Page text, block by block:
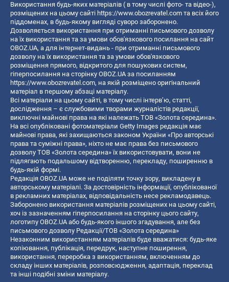
Використання будь-яких матеріалів ( в тому числі фото- та відео-),
розміщених на цьому сайті https://www.obozrevatel.com та всіх його
піддоменах, в будь-якому вигляді суворо заборонено.
Дозволяється використання при отриманні письмового дозволу
на їх використання та за умови обов'язкового посилання на сайт
OBOZ.UA, а для інтернет-видань - при отриманні письмового
дозволу на їх використання та за умови обов'язкового
розміщення прямого, відкритого для пошукових систем,
гіперпосилання на сторінку OBOZ.UA за посиланням
https://www.obozrevatel.com, на якій розміщено оригінальний
матеріал в першому абзаці матеріалу.
Всі матеріали на цьому сайті, в тому числі інтерв’ю, статті,
дослідження – є службовими творами журналістів редакції,
виключні майнові права на які належать ТОВ «Золота середина».
На всі опубліковані фотоматеріали Getty Images редакція має
майнові права, які захищаються законом України «Про авторські
права та суміжні права», ніхто не має права без письмового
дозволу ТОВ «Золота середина» їх використовувати, вони не
підлягають подальшому відтворенню, перекладу, поширенню в
будь-якій формі.
Редакція OBOZ.UA може не поділяти точку зору, викладену в
авторському матеріалі. За достовірність інформації, опублікованої
в рекламних матеріалах, відповідальність несе рекламодавець.
Заборонено використання матеріалів розміщених на цьому сайті,
хоч із зазначенням гіперпосилання на сторінку цього сайту,
логотипу OBOZ.UA або будь-якого іншого згадування, але без
письмового дозволу Редакції/ТОВ «Золота середина»
Незаконним використанням матеріалів буде вважатися: будь-яке
копiювання, публiкацiя, передрук, наступне поширення,
використання, переробка з використанням, включенням до
складу інших матеріалів, розповсюдження, адаптація, переклад
та інші подібні зміни матеріалу.